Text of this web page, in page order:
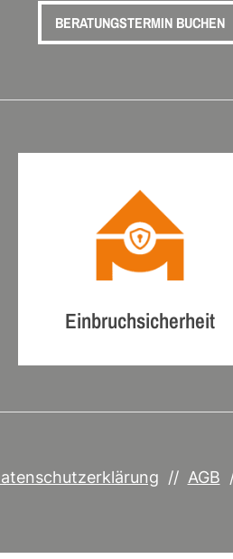
BERATUNGSTERMIN BUCHEN
Einbruchsicherheit
// AGB